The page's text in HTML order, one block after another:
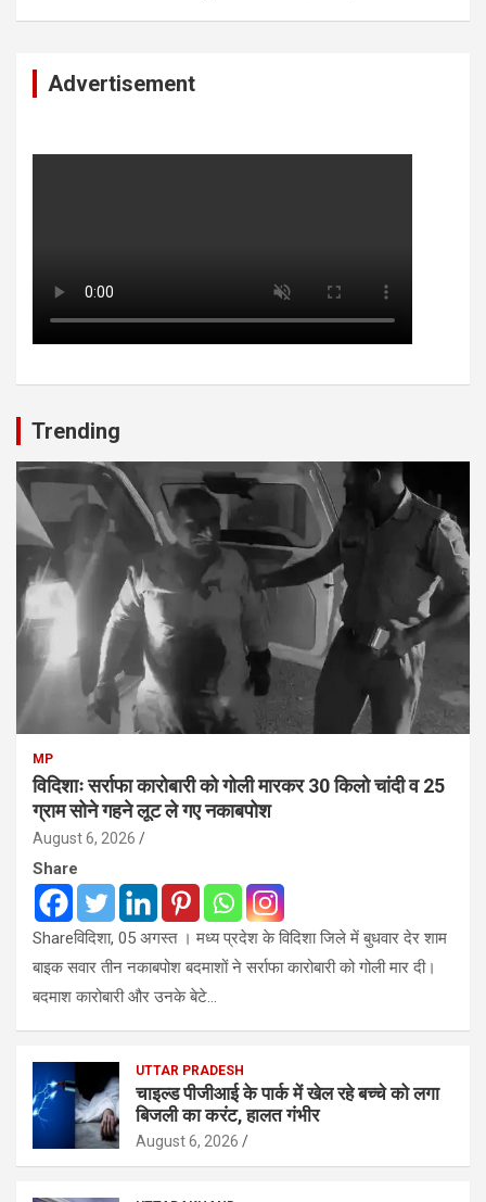
Advertisement
Trending
MP
विदिशाः सर्राफा कारोबारी को गोली मारकर 30 किलो चांदी व 25
ग्राम सोने गहने लूट ले गए नकाबपोश
August 6, 2026
Share
Shareविदिशा, 05 अगस्त । मध्य प्रदेश के विदिशा जिले में बुधवार देर शाम
बाइक सवार तीन नकाबपोश बदमाशों ने सर्राफा कारोबारी को गोली मार दी।
बदमाश कारोबारी और उनके बेटे…
UTTAR PRADESH
चाइल्ड पीजीआई के पार्क में खेल रहे बच्चे को लगा
बिजली का करंट, हालत गंभीर
August 6, 2026